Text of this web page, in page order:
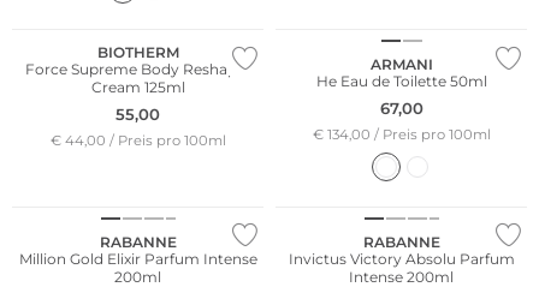
BIOTHERM
Force Supreme Body Reshaper
Cream 125ml
55,00
€ 44,00 / Preis pro 100ml
ARMANI
He Eau de Toilette 50ml
67,00
€ 134,00 / Preis pro 100ml
RABANNE
Million Gold Elixir Parfum Intense
200ml
RABANNE
Invictus Victory Absolu Parfum
Intense 200ml